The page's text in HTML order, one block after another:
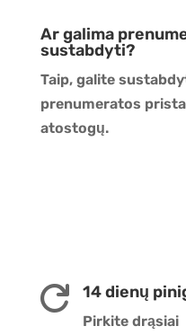
Ar galima
sustabdyti?
Taip, galite
prenumeratos
atostogų.
 14 dienų
Pirkite drąsiai